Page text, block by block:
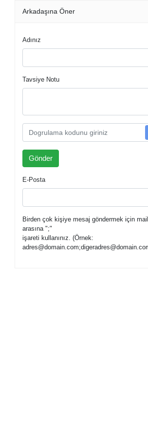
Arkadaşına Öner
Adınız
Tavsiye Notu
E-Posta
Birden çok kişiye mesaj göndermek için
arasına ";"
işareti kullanınız. (Örnek: